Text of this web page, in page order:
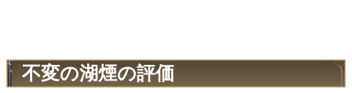
不変の湖煙の評価